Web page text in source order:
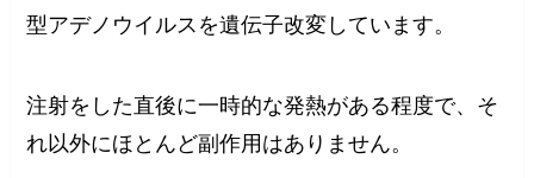
型アデノウイルスを遺伝子改変しています。
注射をした直後に一時的な発熱がある程度で、そ
れ以外にほとんど副作用はありません。